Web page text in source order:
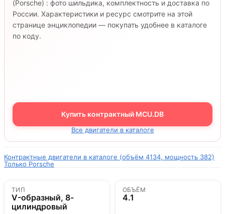
(Porsche) : фото шильдика, комплектность и доставка по
России. Характеристики и ресурс смотрите на этой
странице энциклопедии — покупать удобнее в каталоге
по коду.
Купить контрактный MCU.DB
Все двигатели в каталоге
Контрактные двигатели в каталоге (объём 4134, мощность 382)
Только Porsche
ТИП
V-образный, 8-
цилиндровый
ОБЪЁМ
4.1